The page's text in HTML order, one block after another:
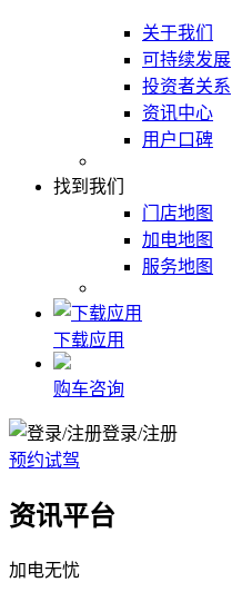
关于我们
可持续发展
投资者关系
资讯中心
用户口碑
找到我们
门店地图
加电地图
服务地图
下载应用
购车咨询
登录/注册
预约试驾
资讯平台
加电无忧